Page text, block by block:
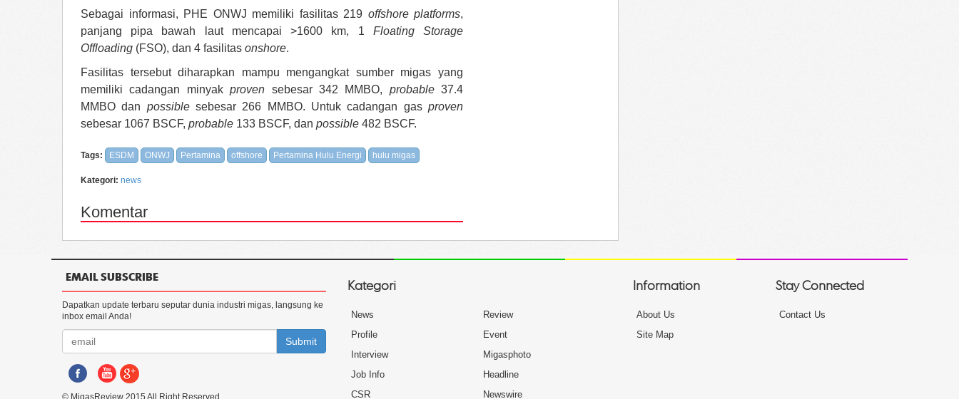
Sebagai informasi, PHE ONWJ memiliki fasilitas 219 offshore platforms,
panjang pipa bawah laut mencapai >1600 km, 1 Floating Storage
Offloading (FSO), dan 4 fasilitas onshore.
Fasilitas tersebut diharapkan mampu mengangkat sumber migas yang
memiliki cadangan minyakproven sebesar 342 MMBO, probable37.4
MMBO dan possiblesebesar 266 MMBO. Untuk cadangan gasproven
sebesar 1067 BSCF, probable 133 BSCF, dan possible 482 BSCF.
Tags: ESDM ONWJ Pertamina offshore Pertamina Hulu Energi hulu migas
Kategori: news
Komentar
EMAIL SUBSCRIBE
Dapatkan update terbaru seputar dunia industri migas, langsung ke
inbox email Anda!
Submit
© MigasReview 2015 All Right Reserved
Kategori
News
Review
Profile
Event
Interview
Migasphoto
Job Info
Headline
CSR
Newswire
Information
About Us
Site Map
Stay Connected
Contact Us